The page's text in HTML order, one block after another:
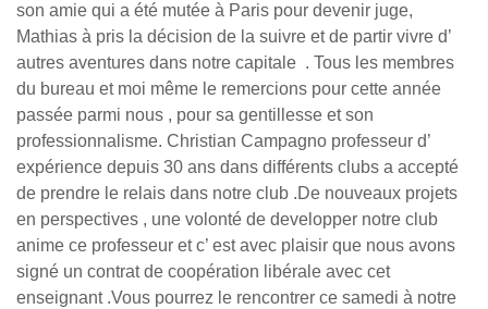
son amie qui a été mutée à Paris pour devenir juge,
Mathias à pris la décision de la suivre et de partir vivre d’
autres aventures dans notre capitale . Tous les membres
du bureau et moi même le remercions pour cette année
passée parmi nous , pour sa gentillesse et son
professionnalisme. Christian Campagno professeur d’
expérience depuis 30 ans dans différents clubs a accepté
de prendre le relais dans notre club .De nouveaux projets
en perspectives , une volonté de developper notre club
anime ce professeur et c’ est avec plaisir que nous avons
signé un contrat de coopération libérale avec cet
enseignant .Vous pourrez le rencontrer ce samedi à notre